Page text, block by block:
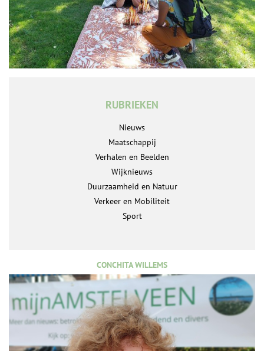
RUBRIEKEN
Nieuws
Maatschappij
Verhalen en Beelden
Wijknieuws
Duurzaamheid en Natuur
Verkeer en Mobiliteit
Sport
CONCHITA WILLEMS